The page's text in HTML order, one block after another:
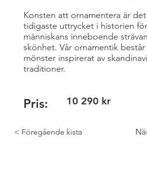
< Föregående kista
Konsten att ornamentera är det
tidigaste uttrycket i historien för
människans inneboende
skönhet. Vår ornamentik
mönster inspirerat av
traditioner.
Pris: 10 290 kr